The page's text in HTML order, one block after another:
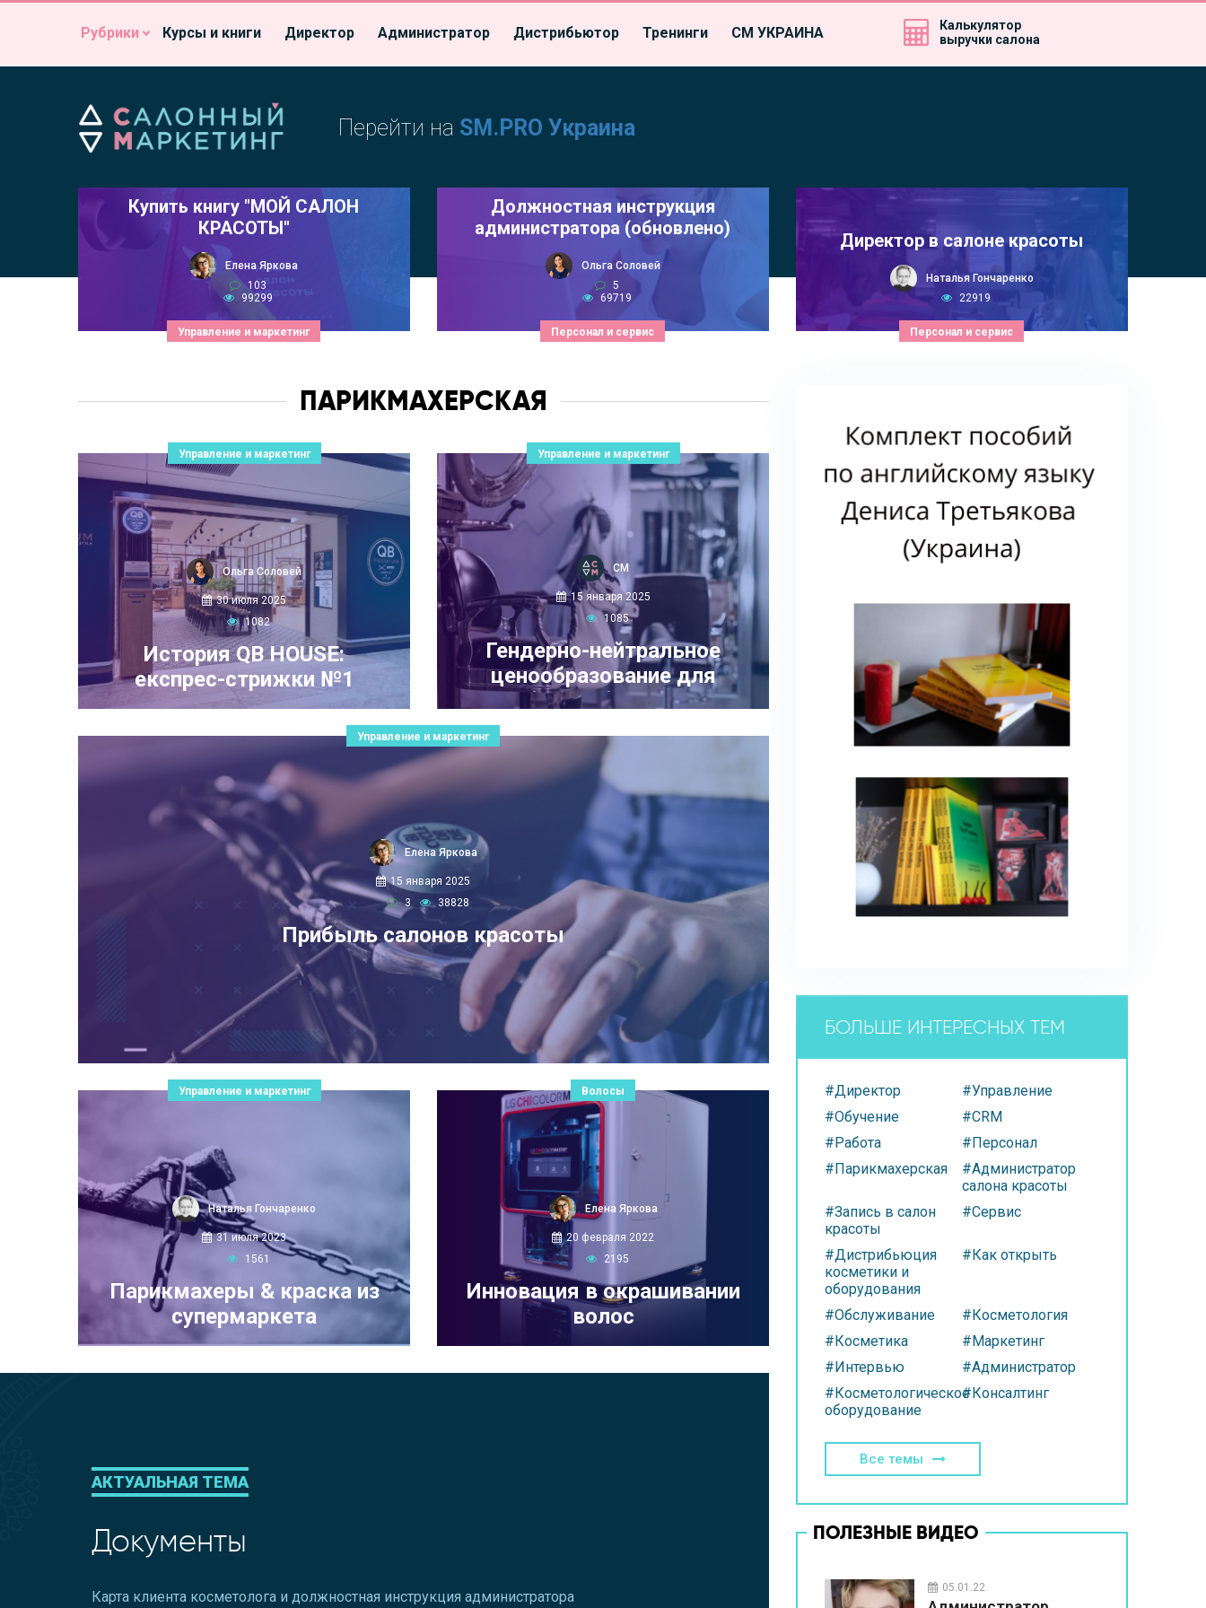
Рубрики Курсы и книги Директор Администратор Дистрибьютор Тренинги СМ УКРАИНА
Калькулятор
выручки салона
Перейти на SM.PRO Украина
Управление и маркетинг
Купить книгу "МОЙ САЛОН
КРАСОТЫ"
Елена Яркова
103
99299
Персонал и сервис
Должностная инструкция
администратора (обновлено)
Ольга Соловей
5
69719
Персонал и сервис
Директор в салоне красоты
Наталья Гончаренко
22919
ПАРИКМАХЕРСКАЯ
Управление и маркетинг
Ольга Соловей
30 июля 2025
1082
История QB HOUSE:
експрес-стрижки №1
Управление и маркетинг
СМ
15 января 2025
1085
Гендерно-нейтральное
ценообразование для
бьюти-бизнеса
Управление и маркетинг
Елена Яркова
15 января 2025
3
38828
Прибыль салонов красоты
Управление и маркетинг
Наталья Гончаренко
31 июля 2023
1561
Парикмахеры & краска из
супермаркета
Волосы
Елена Яркова
20 февраля 2022
2195
Инновация в окрашивании
волос
АКТУАЛЬНАЯ ТЕМА
Документы
Карта клиента косметолога и должностная инструкция администратора
БОЛЬШЕ ИНТЕРЕСНЫХ ТЕМ
#Директор
#Управление
#Обучение
#CRM
#Работа
#Персонал
#Парикмахерская
#Администратор
салона красоты
#Запись в салон
красоты
#Сервис
#Дистрибьюция
косметики и
оборудования
#Как открыть
#Обслуживание
#Косметология
#Косметика
#Маркетинг
#Интервью
#Администратор
#Косметологическое
оборудование
#Консалтинг
Все темы
ПОЛЕЗНЫЕ ВИДЕО
05.01.22